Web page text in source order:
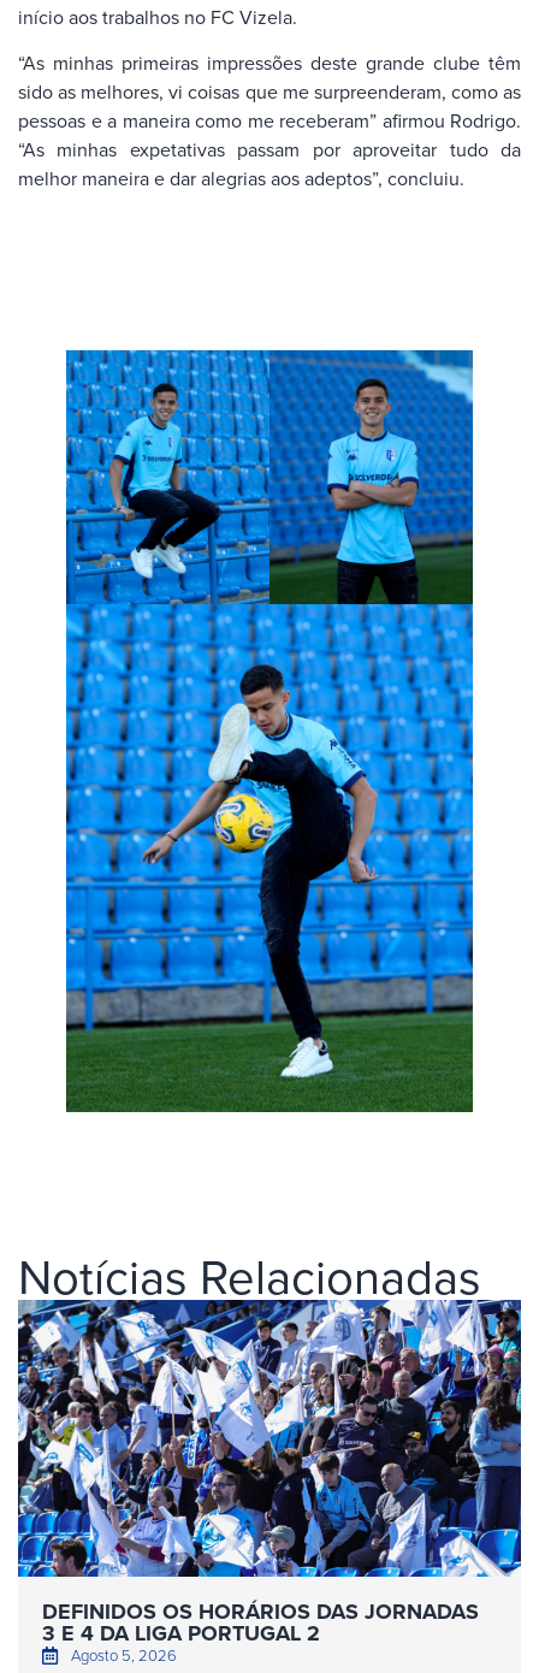
início aos trabalhos no FC Vizela.
“As minhas primeiras impressões deste grande clube têm
sido as melhores, vi coisas que me surpreenderam, como as
pessoas e a maneira como me receberam” afirmou Rodrigo.
“As minhas expetativas passam por aproveitar tudo da
melhor maneira e dar alegrias aos adeptos”, concluiu.
Notícias Relacionadas
DEFINIDOS OS HORÁRIOS DAS JORNADAS
3 E 4 DA LIGA PORTUGAL 2
Agosto 5, 2026